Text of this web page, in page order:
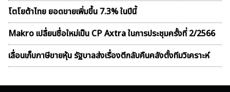
โตโยต้าไทย ยอดขายเพิ่มขึ้น 7.3% ในปีนี้
Makro เปลื่ยนชื่อใหม่เป็น CP Axtra ในการประชุมครั้งที่ 2/2566
เลื่อนเก็บภาษีขายหุ้น รัฐบาลส่งเรื่องตีกลับคืนคลังตั้งทีมวิเคราะห์